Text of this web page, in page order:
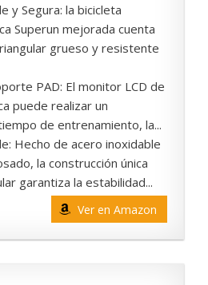
y Segura: la bicicleta
Superun mejorada cuenta
grueso y resistente
PAD: El monitor LCD de
puede realizar un
de entrenamiento, la...
Hecho de acero inoxidable
la construcción única
garantiza la estabilidad...
Ver en Amazon